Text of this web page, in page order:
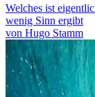
Welches ist
wenig Sinn ergibt
von Hugo Stamm